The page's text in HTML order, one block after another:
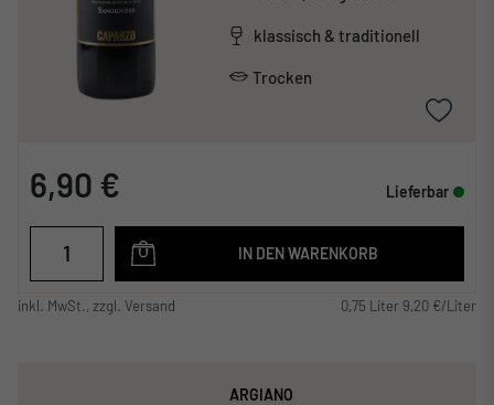
klassisch & traditionell
Trocken
6,90 € Lieferbar
IN DEN WARENKORB
inkl. MwSt., zzgl. Versand 0,75 Liter 9,20 €/Liter
ARGIANO